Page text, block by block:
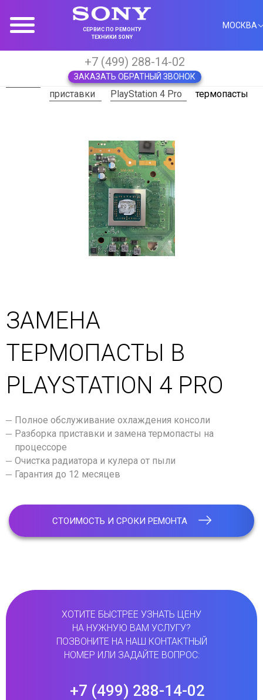
СЕРВИС ПО РЕМОНТУ
ТЕХНИКИ SONY
МОСКВА
+7 (499) 288-14-02
ЗАКАЗАТЬ ОБРАТНЫЙ ЗВОНОК
Игровые
приставки
Ремонт Sony
PlayStation 4 Pro
Замена
термопасты
ЗАМЕНА
ТЕРМОПАСТЫ В
PLAYSTATION 4 PRO
Полное обслуживание охлаждения консоли
Разборка приставки и замена термопасты на
процессоре
Очистка радиатора и кулера от пыли
Гарантия до 12 месяцев
СТОИМОСТЬ И СРОКИ РЕМОНТА
ХОТИТЕ БЫСТРЕЕ УЗНАТЬ ЦЕНУ
НА НУЖНУЮ ВАМ УСЛУГУ?
ПОЗВОНИТЕ НА НАШ КОНТАКТНЫЙ
НОМЕР ИЛИ ЗАДАЙТЕ ВОПРОС:
+7 (499) 288-14-02